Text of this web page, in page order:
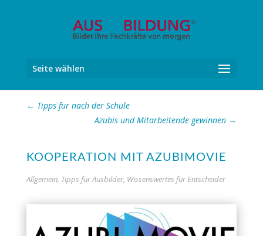
Seite wählen
← Tipps für nach der Schule
Azubis und Mitarbeitende gewinnen →
KOOPERATION MIT AZUBIMOVIE
Allgemein, Tipps für Ausbilder, Wissenswertes für Entscheider